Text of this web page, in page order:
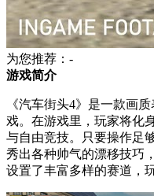
为您推荐：-
游戏简介
《汽车街头4》是一款画
戏。在游戏里，玩家将化
与自由竞技。只要操作足
秀出各种帅气的漂移技巧
设置了丰富多样的赛道，